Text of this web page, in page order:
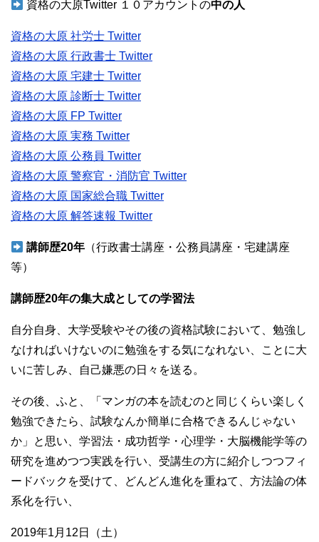
資格の大原Twitter １０アカウントの中の人
資格の大原 社労士 Twitter
資格の大原 行政書士 Twitter
資格の大原 宅建士 Twitter
資格の大原 診断士 Twitter
資格の大原 FP Twitter
資格の大原 実務 Twitter
資格の大原 公務員 Twitter
資格の大原 警察官・消防官 Twitter
資格の大原 国家総合職 Twitter
資格の大原 解答速報 Twitter
講師歴20年 （行政書士講座・公務員講座・宅建講座
等）
講師歴20年の集大成としての学習法
自分自身、大学受験やその後の資格試験において、勉強し
なければいけないのに勉強をする気になれない、ことに大
いに苦しみ、自己嫌悪の日々を送る。
その後、ふと、「マンガの本を読むのと同じくらい楽しく
勉強できたら、試験なんか簡単に合格できるんじゃない
か」と思い、学習法・成功哲学・心理学・大脳機能学等の
研究を進めつつ実践を行い、受講生の方に紹介しつつフィ
ードバックを受けて、どんどん進化を重ねて、方法論の体
系化を行い、
2019年1月12日（土）